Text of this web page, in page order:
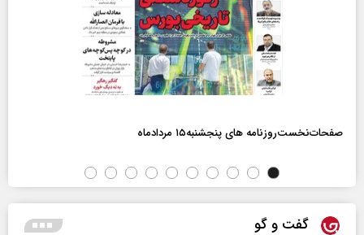
صفحات‌نخست‌روزنامه ها‌ی پنجشنبه‌۱۵ مردادماه
گفت و گو